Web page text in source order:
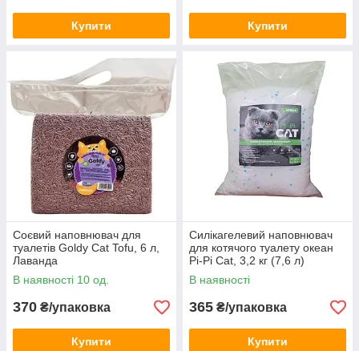
Купити Купити
Соєвий наповнювач для
туалетів Goldy Cat Tofu, 6 л,
Лаванда
В наявності 10 од.
370 ₴/упаковка
Купити
Силікагелевий наповнювач
для котячого туалету океан
Pi-Pi Cat, 3,2 кг (7,6 л)
В наявності
365 ₴/упаковка
Купити